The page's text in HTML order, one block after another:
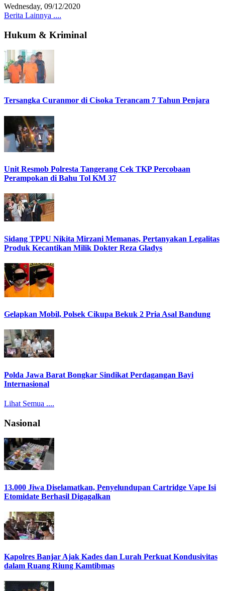
Wednesday, 09/12/2020
Berita Lainnya ....
Hukum & Kriminal
Tersangka Curanmor di Cisoka Terancam 7 Tahun Penjara
Unit Resmob Polresta Tangerang Cek TKP Percobaan
Perampokan di Bahu Tol KM 37
Sidang TPPU Nikita Mirzani Memanas, Pertanyakan Legalitas
Produk Kecantikan Milik Dokter Reza Gladys
Gelapkan Mobil, Polsek Cikupa Bekuk 2 Pria Asal Bandung
Polda Jawa Barat Bongkar Sindikat Perdagangan Bayi
Internasional
Lihat Semua ....
Nasional
13.000 Jiwa Diselamatkan, Penyelundupan Cartridge Vape Isi
Etomidate Berhasil Digagalkan
Kapolres Banjar Ajak Kades dan Lurah Perkuat Kondusivitas
dalam Ruang Riung Kamtibmas